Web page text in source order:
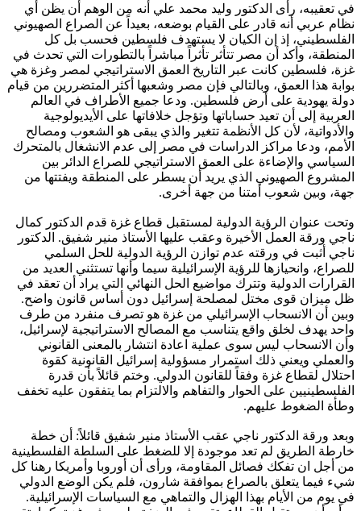
في تعقيبه، رأى الدكتور وليد محمد علي أنه من الوهم أن يظن أي
نظام عربي أنه قادر على القيام بوضعه، بعيداً عن الصراع الصهيوني
الفلسطيني، إذ إن الكيان لا يستهدف فلسطين فحسب بل كل
المنطقة، وأكد أن مصر تتأثر تأثراً مباشراً بالتطورات التي تحدث في
غزة، فلسطين كانت عبر التاريخ العمق الاستراتيجي لمصر وغزة هي
بوابة هذا العمق، وبالتالي فإن مصر وشعبها أكثر المتضررين من قيام
دولة يهودية على أرض فلسطين. ودعا جميع الأطراف في العالم
العربية إلى أن تعيد حساباتها وتؤجل خلافاتها على الأيديولوجية
والأدواتية، لأن كل الأنظمة تتغير والذي يبقى هو الشعوب ومصالح
الأمم، ودعا مراكز الدراسات في مصر إلى عدم الانشغال بالمتحرك
السياسي والإضاءة على العمق الاستراتيجي للصراع الدائر بين
المشروع الصهيوني الذي يريد أن يسطر على المنطقة ويفتتها من
جهة، وبين شعوب أمتنا من جهة أخرى.
وتحت عنوان الرؤية الدولية لمستقبل قطاع غزة قدم الدكتور كمال
ناجي ورقة العمل الأخيرة وعقب عليها الأستاذ منير شفيق. الدكتور
ناجي أثبت في ورقته عدم توازن الرؤية الدولية للحل السلمي
للصراع، وانحيازها للرؤية الإسرائيلية سيما وأنها تستثني العديد من
القرارات الدولية وتترك مواضيع الحل النهائي التي يراد أن تعقد في
ظل ميزان قوى مختل لمصلحة إسرائيل دون أساس قانون واضح.
وبين أن الانسحاب الإسرائيلي من غزة هو تصرف منفرد من طرف
واحد يهدف لخلق واقع يتناسب مع المصالح الاستراتيجية لإسرائيل،
وأن الانسحاب ليس سوى عملية اعادة انتشار بالمعنى القانوني
والعملي ويعني ذلك استمرار مسؤولية إسرائيل القانونية كقوة
احتلال لقطاع غزة وفقاً للقانون الدولي. وختم قائلاً بأن قدرة
الفلسطينيين على الحوار والتفاهم والالتزام بما يتفقون عليه تخفف
وطأة الضغوط عليهم.
وبعد ورقة الدكتور ناجي عقب الأستاذ منير شفيق قائلاً: أن خطة
خارطة الطريق لم تعد موجودة إلا للضغط على السلطة الفلسطينية
من أجل ان تفكك فصائل المقاومة، ورأى أن أوروبا وأمريكا رهنا كل
شيء فيما يتعلق بالصراع بموافقة شارون، فلم يكن الوضع الدولي
في يوم من الأيام بهذا الهزال والتماهي مع السياسات الإسرائيلية.